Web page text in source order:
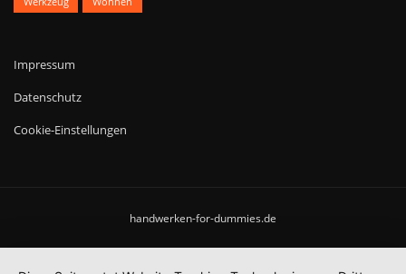
Impressum
Datenschutz
Cookie-Einstellungen
handwerken-for-dummies.de